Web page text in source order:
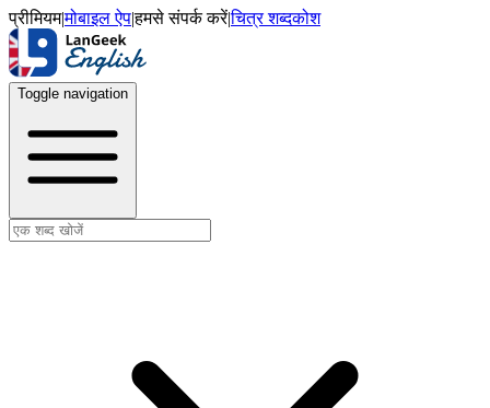
प्रीमियम|मोबाइल ऐप|हमसे संपर्क करें|चित्र शब्दकोश
Toggle navigation